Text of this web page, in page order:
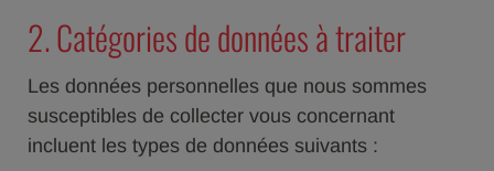
2. Catégories de données à traiter
Les données personnelles que nous sommes
susceptibles de collecter vous concernant
incluent les types de données suivants :